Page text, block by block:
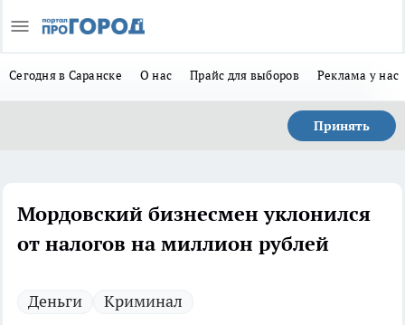
Сегодня в Саранске О нас Прайс для выборов Реклама у нас
Принять
Мордовский бизнесмен уклонился
от налогов на миллион рублей
Деньги Криминал